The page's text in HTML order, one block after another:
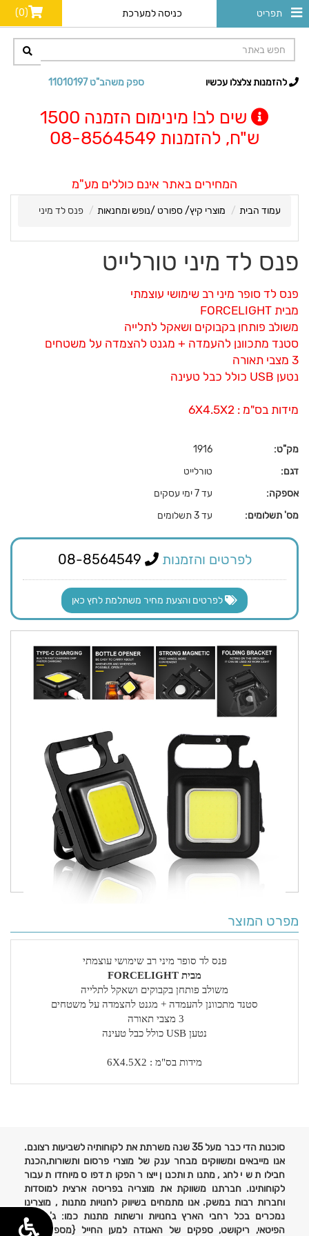
תפריט כניסה למערכת (0)
ספק משהב"ט 11010197 להזמנות צלצלו עכשיו
שים לב! מינימום הזמנה 1500
ש"ח, להזמנות 08-8564549
המחירים באתר אינם כוללים מע"מ
עמוד הבית מוצרי קיץ/ ספורט /נופש ומחנאות פנס לד מיני
פנס לד מיני טורלייט
פנס לד סופר מיני רב שימושי עוצמתי
מבית FORCELIGHT
משולב פותחן בקבוקים ושאקל לתלייה
סטנד מתכוונן להעמדה + מגנט להצמדה על משטחים
3 מצבי תאורה
נטען USB כולל כבל טעינה
מידות בס"מ : 6X4.5X2
מק"ט:
1916
דגם:
טורלייט
אספקה:
עד 7 ימי עסקים
מס' תשלומים:
עד 3 תשלומים
לפרטים והזמנות
לפרטים והצעת מחיר משתלמת לחץ כאן
מפרט המוצר
פנס לד סופר מיני רב שימושי עוצמתי
מבית FORCELIGHT
משולב פותחן בקבוקים ושאקל לתלייה
סטנד מתכוונן להעמדה + מגנט להצמדה על משטחים
3 מצבי תאורה
נטען USB כולל כבל טעינה
מידות בס"מ : 6X4.5X2
סוכנות הדי כבר מעל 35 שנה משרתת את לקוחותיה לשביעות רצונם.
אנו מייבאים ומשווקים מבחר ענק של מוצרי פרסום ותשורות,הכנת
חבילות שי לחג, מתנות ותכנון ייצור הפקות דפוס מיוחדות עבור
לקוחותינו. חברתנו משווקת את מוצריה בפריסה ארצית למוסדות
וחברות רבות במשק. אנו מתמחים בשיווק לחנויות מתנות , מוצרינו
נמכרים בכל רחבי הארץ בחנויות ורשתות מתנות כמו: ג'נטלמן,
הפיטאי, ריקושט, ספקים של האגודה למען החייל {מספר ספק